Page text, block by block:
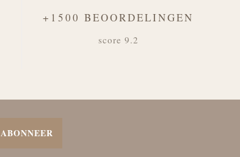
+1500 BEOORDELINGEN
score 9.2
ABONNEER